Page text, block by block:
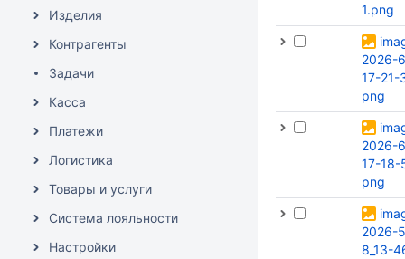
Изделия
Контрагенты
Задачи
Касса
Платежи
Логистика
Товары и услуги
Система лояльности
Настройки
1.png
2026-
17-21-
png
2026-
17-18-
png
2026-
8_13-